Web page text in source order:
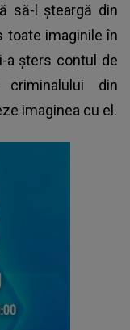
să-l șteargă din
toate imaginile în
a șters contul de
din
imaginea cu el.